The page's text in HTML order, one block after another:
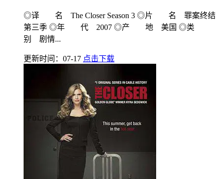
◎译 名 The Closer Season 3 ◎片 名 罪案终结
第三季 ◎年 代 2007 ◎产 地 美国 ◎类
别 剧情...
更新时间：07-17 点击下载